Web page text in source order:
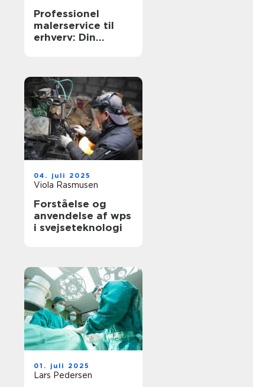
Professionel
malerservice til
erhverv: Din
04. juli 2025
Viola Rasmusen
Forståelse og
anvendelse af wps
i svejseteknologi
01. juli 2025
Lars Pedersen